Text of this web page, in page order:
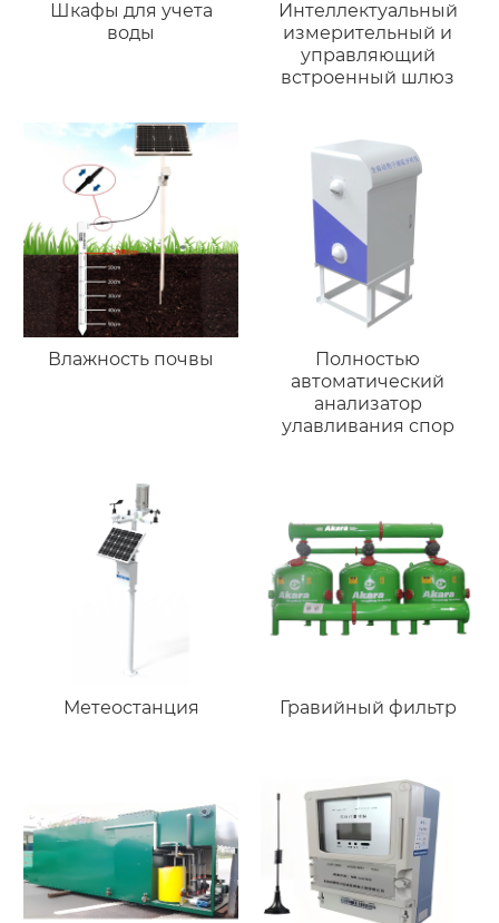
Шкафы для учета
воды
Интеллектуальный
измерительный и
управляющий
встроенный шлюз
Влажность почвы
Полностью
автоматический
анализатор
улавливания спор
Метеостанция Гравийный фильтр